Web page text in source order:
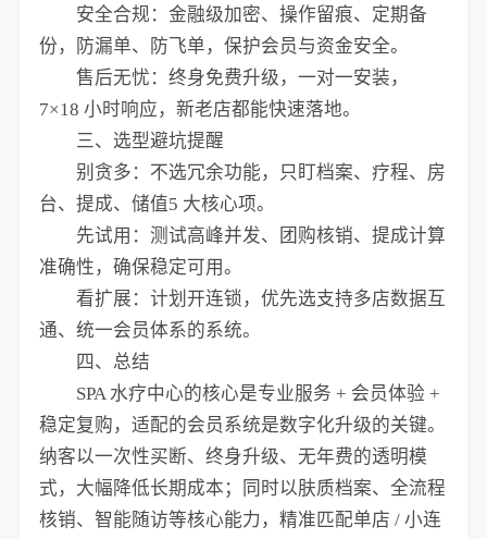
安全合规：金融级加密、操作留痕、定期备
份，防漏单、防飞单，保护会员与资金安全。
售后无忧：终身免费升级，一对一安装，
7×18 小时响应，新老店都能快速落地。
三、选型避坑提醒
别贪多：不选冗余功能，只盯档案、疗程、房
台、提成、储值5 大核心项。
先试用：测试高峰并发、团购核销、提成计算
准确性，确保稳定可用。
看扩展：计划开连锁，优先选支持多店数据互
通、统一会员体系的系统。
四、总结
SPA 水疗中心的核心是专业服务 + 会员体验 +
稳定复购，适配的会员系统是数字化升级的关键。
纳客以一次性买断、终身升级、无年费的透明模
式，大幅降低长期成本；同时以肤质档案、全流程
核销、智能随访等核心能力，精准匹配单店 / 小连